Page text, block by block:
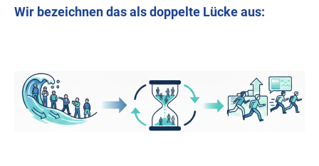
Wir bezeichnen das als doppelte Lücke aus: